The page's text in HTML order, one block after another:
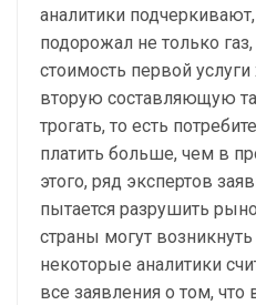
аналитики
подорожал не только
стоимость первой
вторую составляющую
трогать, то есть
платить больше, чем в
этого, ряд экспертов
пытается разрушить
страны могут
некоторые аналитики
все заявления о том,